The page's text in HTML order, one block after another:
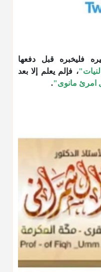
فليخبره قبل دفعها
، فإلم يعلم إلا بعد
امرئ مانوى".